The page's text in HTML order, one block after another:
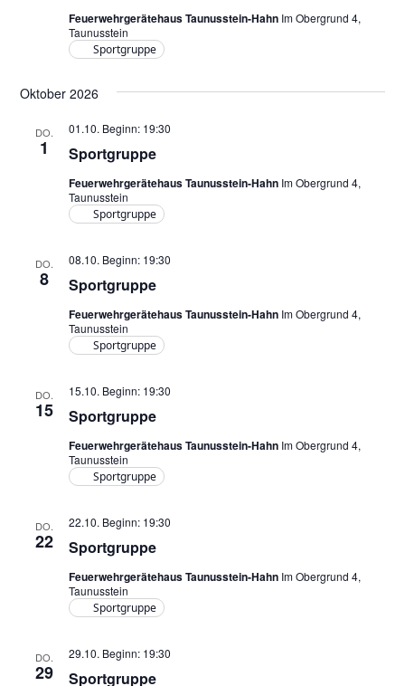
Feuerwehrgerätehaus Taunusstein-Hahn Im Obergrund 4,
Taunusstein
Sportgruppe
Oktober 2026
DO.
1 Sportgruppe
01.10. Beginn: 19:30
Feuerwehrgerätehaus Taunusstein-Hahn Im Obergrund 4,
Taunusstein
Sportgruppe
DO.
8 Sportgruppe
08.10. Beginn: 19:30
Feuerwehrgerätehaus Taunusstein-Hahn Im Obergrund 4,
Taunusstein
Sportgruppe
DO.
15 Sportgruppe
15.10. Beginn: 19:30
Feuerwehrgerätehaus Taunusstein-Hahn Im Obergrund 4,
Taunusstein
Sportgruppe
DO.
22 Sportgruppe
22.10. Beginn: 19:30
Feuerwehrgerätehaus Taunusstein-Hahn Im Obergrund 4,
Taunusstein
Sportgruppe
DO.
29 Sportgruppe
29.10. Beginn: 19:30